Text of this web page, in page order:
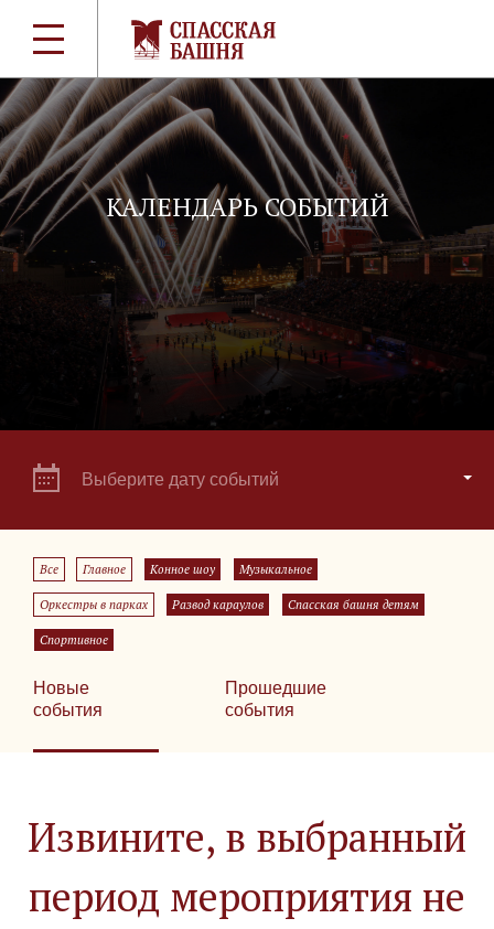
КАЛЕНДАРЬ СОБЫТИЙ
Выберите дату событий
Все Главное Конное шоу Музыкальное
Оркестры в парках Развод караулов Спасская башня детям
Спортивное
Новые
события
Прошедшие
события
Извините, в выбранный
период мероприятия не